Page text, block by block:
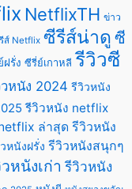
NetflixTH ข่าว
ส์ Netflix ซีรีส์น่าดู ซี
ฝรั่ง ซีรี่ย์เกาหลี รีวิวซี
หนัง 2024 รีวิวหนัง
รีวิวหนัง netflix
ล่าสุด รีวิวหนัง
หนังฝรั่ง รีวิวหนังสนุกๆ
หนังเก่า รีวิวหนัง